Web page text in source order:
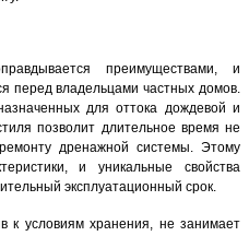
преимуществами, и
перед владельцами частных домов.
для оттока дождевой и
позволит длительное время не
дренажной системы. Этому
и уникальные свойства
эксплуатационный срок.
к условиям хранения, не занимает